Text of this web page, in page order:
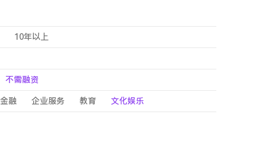
10年以上
不需融资
金融 企业服务 教育 文化娱乐